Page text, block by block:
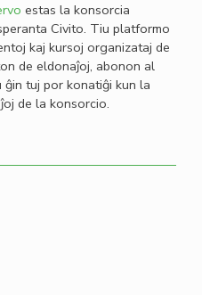
estas la konsorcia
Civito. Tiu platformo
kaj kursoj organizataj de
de eldonaĵoj, abonon al
tuj por konatiĝi kun la
de la konsorcio.